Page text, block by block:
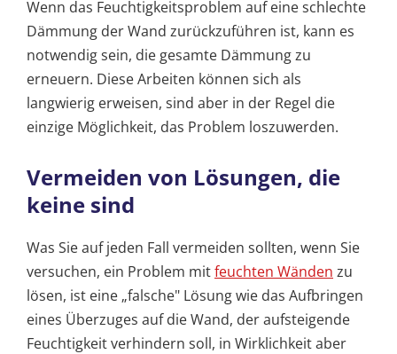
Wenn das Feuchtigkeitsproblem auf eine schlechte
Dämmung der Wand zurückzuführen ist, kann es
notwendig sein, die gesamte Dämmung zu
erneuern. Diese Arbeiten können sich als
langwierig erweisen, sind aber in der Regel die
einzige Möglichkeit, das Problem loszuwerden.
Vermeiden von Lösungen, die
keine sind
Was Sie auf jeden Fall vermeiden sollten, wenn Sie
versuchen, ein Problem mitfeuchten Wänden zu
lösen, ist eine „falsche" Lösung wie das Aufbringen
eines Überzuges auf die Wand, der aufsteigende
Feuchtigkeit verhindern soll, in Wirklichkeit aber